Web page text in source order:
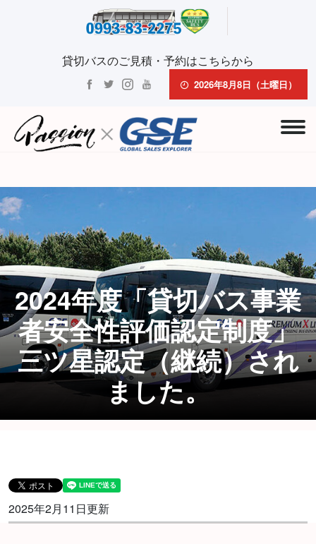
貸切バスのご見積・予約はこちらから
2026年8月8日（土曜日）
2024年度「貸切バス事業
者安全性評価認定制度」
三ツ星認定（継続）され
ました。
2025年2月11日更新